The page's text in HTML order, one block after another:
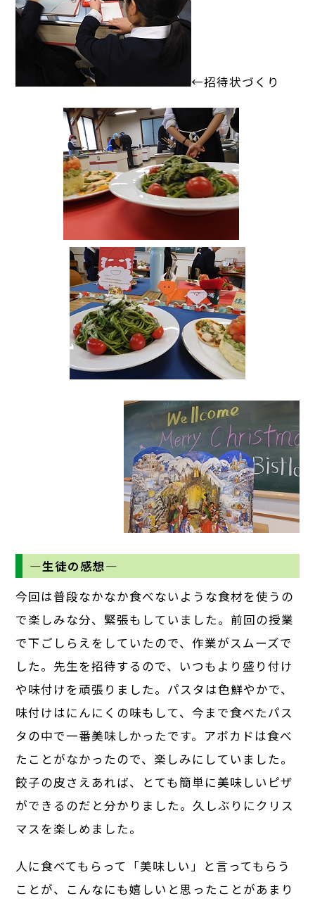
←招待状づくり
―生徒の感想―
今回は普段なかなか食べないような食材を使うの
で楽しみな分、緊張もしていました。前回の授業
で下ごしらえをしていたので、作業がスムーズで
した。先生を招待するので、いつもより盛り付け
や味付けを頑張りました。パスタは色鮮やかで、
味付けはにんにくの味もして、今まで食べたパス
タの中で一番美味しかったです。アボカドは食べ
たことがなかったので、楽しみにしていました。
餃子の皮さえあれば、とても簡単に美味しいピザ
ができるのだと分かりました。久しぶりにクリス
マスを楽しめました。
人に食べてもらって「美味しい」と言ってもらう
ことが、こんなにも嬉しいと思ったことがあまり